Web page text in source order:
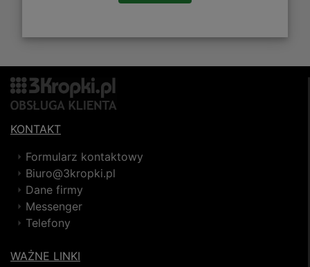
KONTAKT
Formularz kontaktowy
Biuro@3kropki.pl
Dane firmy
Messenger
Telefony
WAŻNE LINKI